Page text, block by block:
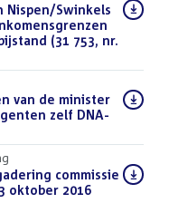
Nispen/Swinkels
(31 753, nr.
van de minister
zelf DNA-
commissie
oktober 2016(PDF)